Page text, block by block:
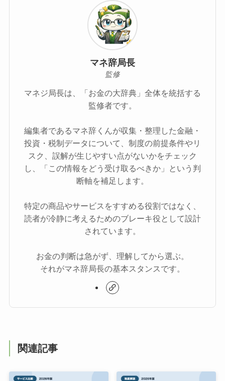
マネ辞局長
監修
マネジ局長は、「お金の大辞典」全体を統括する
監修者です。
編集者であるマネ辞くんが収集・整理した金融・
投資・税制データについて、制度の前提条件やリ
スク、誤解が生じやすい点がないかをチェック
し、「この情報をどう受け取るべきか」という判
断軸を補足します。
特定の商品やサービスをすすめる役割ではなく、
読者が冷静に考えるためのブレーキ役として設計
されています。
お金の判断は急がず、理解してから選ぶ。
それがマネ辞局長の基本スタンスです。
関連記事